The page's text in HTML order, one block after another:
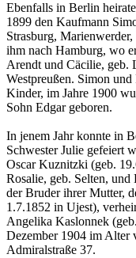
Ebenfalls in Berlin
1899 den Kaufmann
Strasburg,
ihm nach Hamburg, wo
Arendt und Cäcilie, geb.
Westpreußen. Simon
Kinder, im Jahre 1900
Sohn Edgar geboren.
In jenem Jahr konnte in
Schwester Julie gefeiert
Oscar Kuznitzki (geb.
Rosalie, geb. Selten,
der Bruder ihrer Mutter,
1.7.1852 in Ujest),
Angelika Kaslonnek
Dezember 1904 im Alter
Admiralstraße 37.